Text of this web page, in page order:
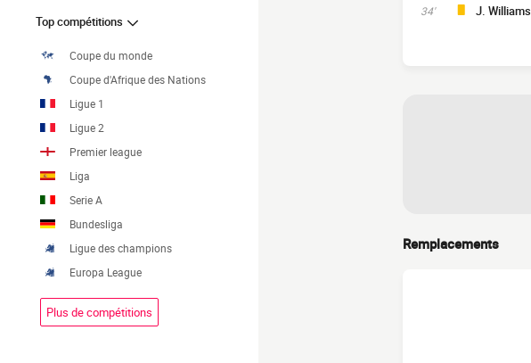
Top compétitions
Coupe du monde
Coupe d'Afrique des Nations
Ligue 1
Ligue 2
Premier league
Liga
Serie A
Bundesliga
Ligue des champions
Europa League
Plus de compétitions
34' J. Williams
Remplacements